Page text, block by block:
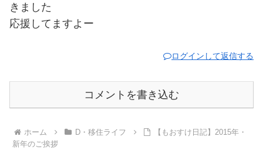
きました
応援してますよー
ログインして返信する
コメントを書き込む
ホーム D・移住ライフ
【もおすけ日記】2015年・
新年のご挨拶